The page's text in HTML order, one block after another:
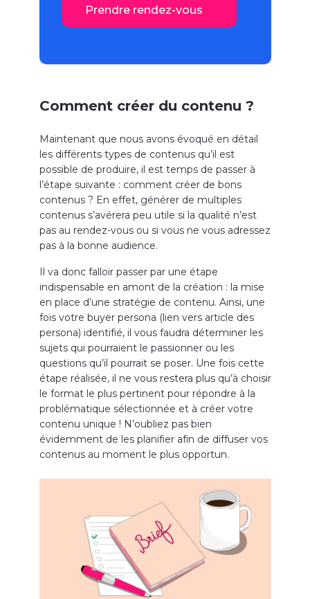
Prendre rendez-vous
Comment créer du contenu ?
Maintenant que nous avons évoqué en détail
les différents types de contenus qu’il est
possible de produire, il est temps de passer à
l’étape suivante : comment créer de bons
contenus ? En effet, générer de multiples
contenus s’avérera peu utile si la qualité n’est
pas au rendez-vous ou si vous ne vous adressez
pas à la bonne audience.
Il va donc falloir passer par une étape
indispensable en amont de la création : la mise
en place d’une stratégie de contenu. Ainsi, une
fois votre buyer persona (lien vers article des
persona) identifié, il vous faudra déterminer les
sujets qui pourraient le passionner ou les
questions qu’il pourrait se poser. Une fois cette
étape réalisée, il ne vous restera plus qu’à choisir
le format le plus pertinent pour répondre à la
problématique sélectionnée et à créer votre
contenu unique ! N’oubliez pas bien
évidemment de les planifier afin de diffuser vos
contenus au moment le plus opportun.